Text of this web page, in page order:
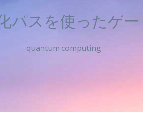
パスを使ったゲ
quantum computing